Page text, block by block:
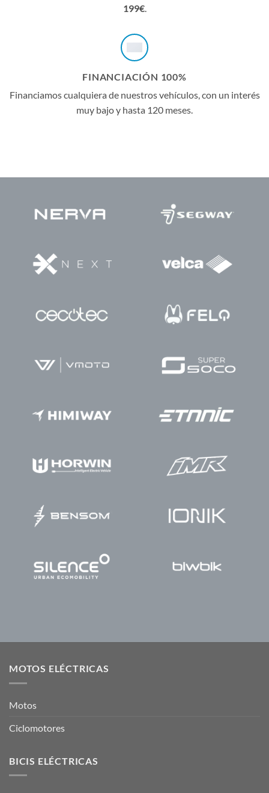
199€.
FINANCIACIÓN 100%
Financiamos cualquiera de nuestros vehículos, con un interés
muy bajo y hasta 120 meses.
MOTOS ELÉCTRICAS
Motos
Ciclomotores
BICIS ELÉCTRICAS